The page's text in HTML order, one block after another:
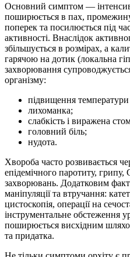
Основний симптом —
поширюється в пах,
поперек та посилюється під
активності. Внаслідок
збільшується в розмірах, а
гарячою на дотик (локальна
захворювання
організму:
підвищення температури
лихоманка;
слабкість і виражена
головний біль;
нудота.
Хвороба часто розвивається
епідемічного паротиту,
захворювань. Додатковим
маніпуляції та втручання:
цистоскопія, операції на
інструментальне обстеження
поширюється висхідним
та придатка.